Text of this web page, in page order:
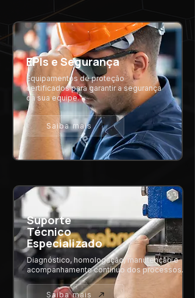
EPIs e Segurança
Equipamentos de proteção
certificados para garantir a segurança
da sua equipe.
Saiba mais
Suporte
Técnico
Especializado
Diagnóstico, homologação, manutenção e
acompanhamento contínuo dos processos.
Saiba mais